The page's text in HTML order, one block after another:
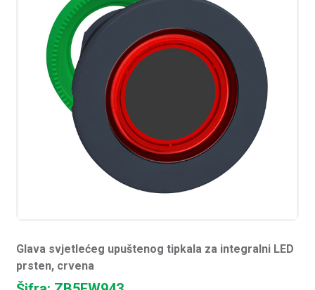
Glava svjetlećeg upuštenog tipkala za integralni LED
prsten, crvena